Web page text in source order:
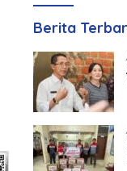
Berita